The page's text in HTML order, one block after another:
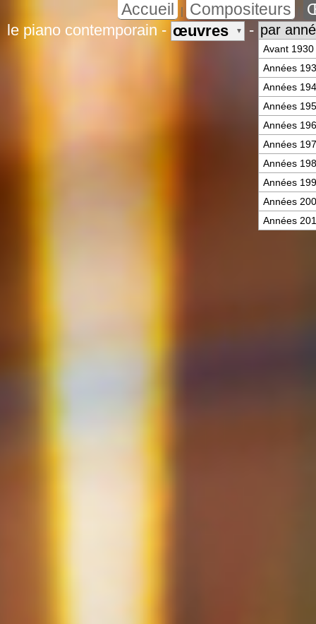
Accueil Compositeurs
le piano contemporain - œuvres ▼ - par
Avant 1930
Années
Années
Années
Années
Années
Années
Années
Années
Années